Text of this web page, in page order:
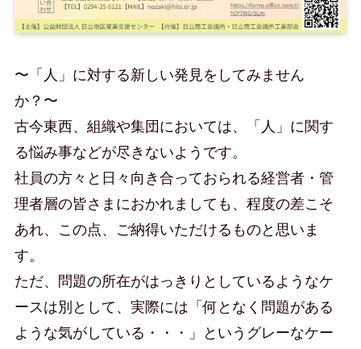
〜「人」に対する新しい発見をしてみません
か？〜
古今東西、組織や集団においては、「人」に関す
る悩み事などが尽きないようです。
社員の方々と日々向き合っておられる経営者・管
理者層の皆さまにおかれましても、程度の差こそ
あれ、この点、ご納得いただけるものと思いま
す。
ただ、問題の所在がはっきりとしているようなケ
ースは別として、実際には「何となく問題がある
ような気がしている・・・」というグレーなケー